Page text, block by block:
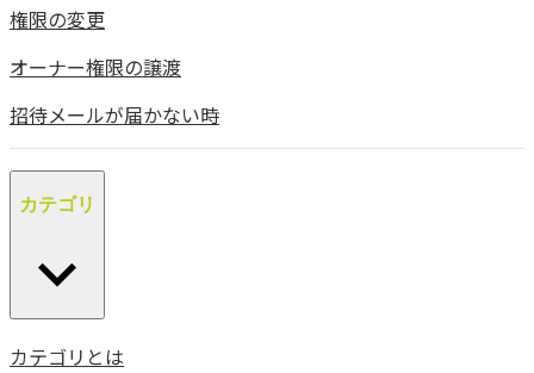
権限の変更
オーナー権限の譲渡
招待メールが届かない時
カテゴリ
カテゴリとは